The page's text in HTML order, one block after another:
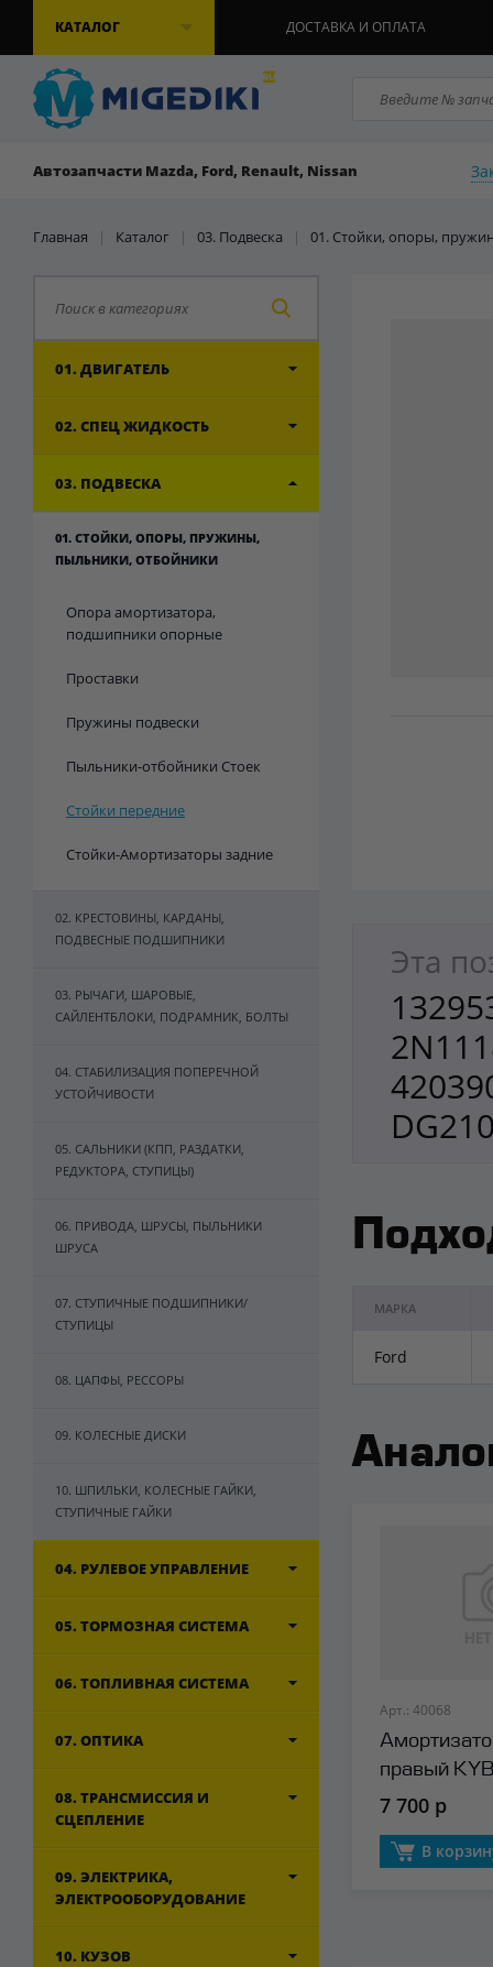
КАТАЛОГ ДОСТАВКА И ОПЛАТА
Автозапчасти Mazda, Ford, Renault, Nissan
Главная | Каталог | 03. Подвеска | 01. Стойки, опоры,
01. ДВИГАТЕЛЬ
02. СПЕЦ ЖИДКОСТЬ
03. ПОДВЕСКА
01. СТОЙКИ, ОПОРЫ, ПРУЖИНЫ,
ПЫЛЬНИКИ, ОТБОЙНИКИ
Опора амортизатора,
подшипники опорные
Проставки
Пружины подвески
Пыльники-отбойники Стоек
Стойки передние
Стойки-Амортизаторы задние
02. КРЕСТОВИНЫ, КАРДАНЫ,
ПОДВЕСНЫЕ ПОДШИПНИКИ
03. РЫЧАГИ, ШАРОВЫЕ,
САЙЛЕНТБЛОКИ, ПОДРАМНИК, БОЛТЫ
04. СТАБИЛИЗАЦИЯ ПОПЕРЕЧНОЙ
УСТОЙЧИВОСТИ
05. САЛЬНИКИ (КПП, РАЗДАТКИ,
РЕДУКТОРА, СТУПИЦЫ)
06. ПРИВОДА, ШРУСЫ, ПЫЛЬНИКИ
ШРУСА
07. СТУПИЧНЫЕ ПОДШИПНИКИ/
СТУПИЦЫ
08. ЦАПФЫ, РЕССОРЫ
09. КОЛЕСНЫЕ ДИСКИ
10. ШПИЛЬКИ, КОЛЕСНЫЕ ГАЙКИ,
СТУПИЧНЫЕ ГАЙКИ
04. РУЛЕВОЕ УПРАВЛЕНИЕ
05. ТОРМОЗНАЯ СИСТЕМА
06. ТОПЛИВНАЯ СИСТЕМА
07. ОПТИКА
08. ТРАНСМИССИЯ И
СЦЕПЛЕНИЕ
09. ЭЛЕКТРИКА,
ЭЛЕКТРООБОРУДОВАНИЕ
10. КУЗОВ
Эта
МАРКА
Ford
Арт.: 40068
правый KYB
7 700 р
В